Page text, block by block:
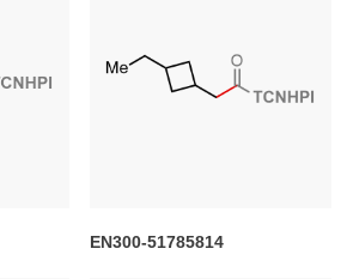
EN300-51785814